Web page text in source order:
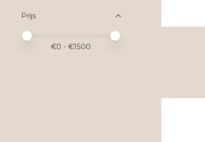
Prijs
Minimale prijswaarde
Price maximum value
€0 - €1500